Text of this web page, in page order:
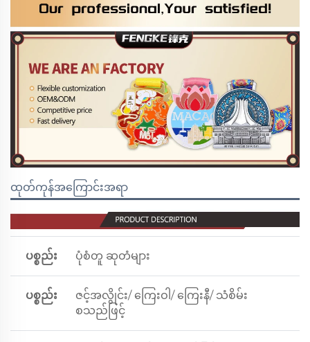
ထုတ်ကုန်အကြောင်းအရာ
ပစ္စည်း ပုံစံတူ ဆုတံများ
ပစ္စည်း
ဇင့်အလွိုင်း/ ကြေးဝါ/ ကြေးနီ/ သံစိမ်း
စသည်ဖြင့်